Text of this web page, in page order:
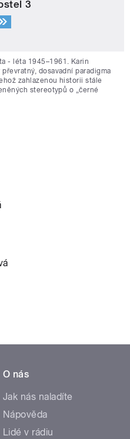
3
- léta 1945–1961. Karin
dosavadní paradigma
zahlazenou historii stále
stereotypů o „černé
O nás
Jak nás naladíte
Nápověda
Lidé v rádiu